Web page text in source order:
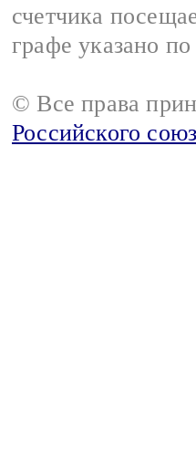
счетчика
графе указано
© Все права
Российского